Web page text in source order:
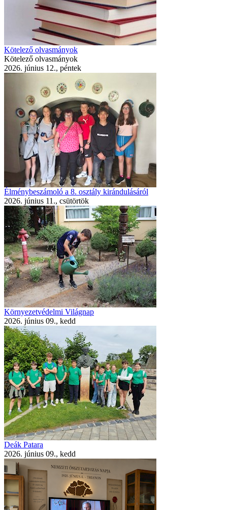
Kötelező olvasmányok
Kötelező olvasmányok
2026. június 12., péntek
Élménybeszámoló a 8. osztály kirándulásáról
2026. június 11., csütörtök
Környezetvédelmi Világnap
2026. június 09., kedd
Deák Patara
2026. június 09., kedd